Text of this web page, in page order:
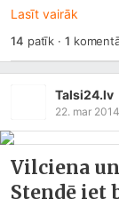
Lasīt vairāk
14 patīk · 1
Talsi24.lv
22. mar
Vilciena
Stendē iet